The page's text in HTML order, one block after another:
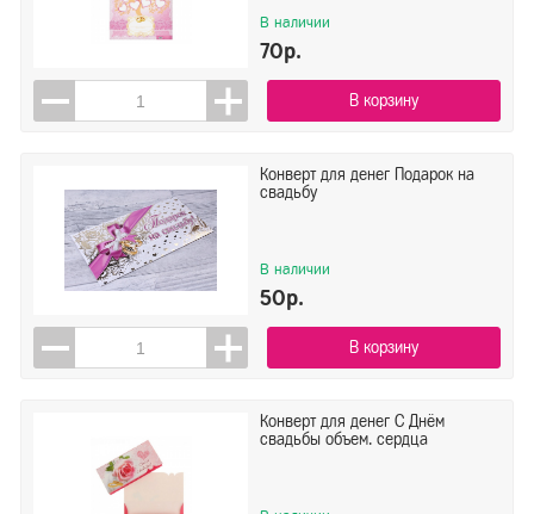
В наличии
70р.
В корзину
Конверт для денег Подарок на
свадьбу
В наличии
50р.
В корзину
Конверт для денег С Днём
свадьбы объем. сердца